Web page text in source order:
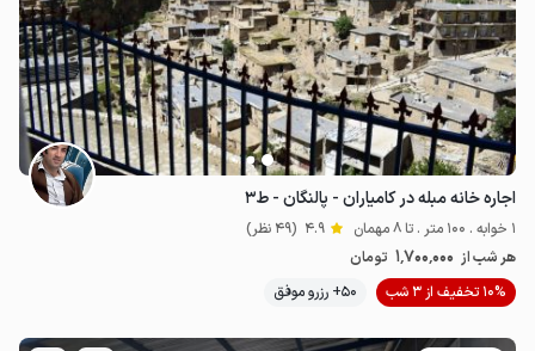
اجاره خانه مبله در کامیاران - پالنگان - ط۳
1 خوابه . 100 متر . تا 8 مهمان 4.9 (49 نظر)
هر شب از 1٬700٬000 تومان
10% تخفیف از 3 شب
50+ رزرو موفق